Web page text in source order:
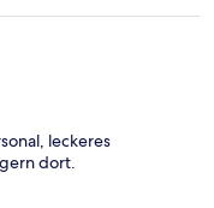
leckeres
dort.